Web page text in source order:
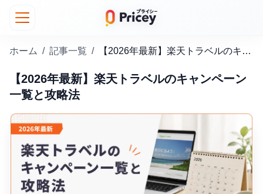
ホーム / 記事一覧 / 【2026年最新】楽天トラベルのキャンペーン一覧と攻略法
【2026年最新】楽天トラベルのキャンペーン
一覧と攻略法